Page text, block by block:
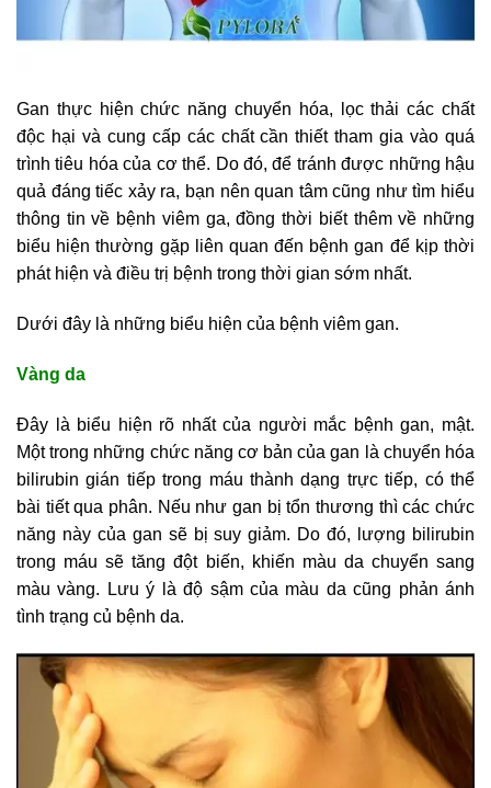
Gan thực hiện chức năng chuyển hóa, lọc thải các chất
độc hại và cung cấp các chất cần thiết tham gia vào quá
trình tiêu hóa của cơ thể. Do đó, để tránh được những hậu
quả đáng tiếc xảy ra, bạn nên quan tâm cũng như tìm hiểu
thông tin về bệnh viêm ga, đồng thời biết thêm về những
biểu hiện thường gặp liên quan đến bệnh gan để kịp thời
phát hiện và điều trị bệnh trong thời gian sớm nhất.
Dưới đây là những biểu hiện của bệnh viêm gan.
Vàng da
Đây là biểu hiện rõ nhất của người mắc bệnh gan, mật.
Một trong những chức năng cơ bản của gan là chuyển hóa
bilirubin gián tiếp trong máu thành dạng trực tiếp, có thể
bài tiết qua phân. Nếu như gan bị tổn thương thì các chức
năng này của gan sẽ bị suy giảm. Do đó, lượng bilirubin
trong máu sẽ tăng đột biến, khiến màu da chuyển sang
màu vàng. Lưu ý là độ sậm của màu da cũng phản ánh
tình trạng củ bệnh da.